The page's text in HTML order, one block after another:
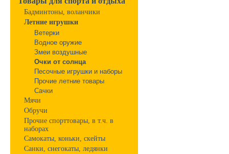
Бадминтоны, воланчики
Летние игрушки
Ветерки
Водное оружие
Змеи воздушные
Очки от солнца
Песочные игрушки и наборы
Прочие летние товары
Сачки
Мячи
Обручи
Прочие спорттовары, в т.ч. в
наборах
Самокаты, коньки, скейты
Санки, снегокаты, ледянки